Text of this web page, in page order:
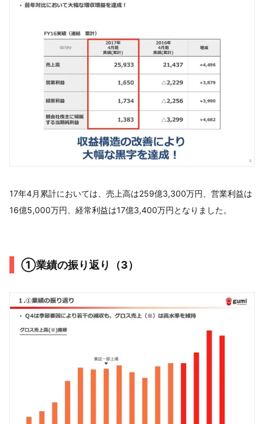
17年4月累計においては、売上高は259億3,300万円、営業利益は
16億5,000万円、経常利益は17億3,400万円となりました。
①業績の振り返り（3）